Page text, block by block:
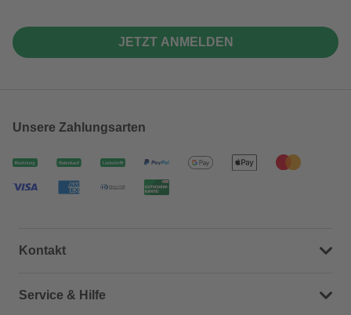
JETZT ANMELDEN
Unsere Zahlungsarten
Kontakt
Dein Kontakt zu uns
Service & Hilfe